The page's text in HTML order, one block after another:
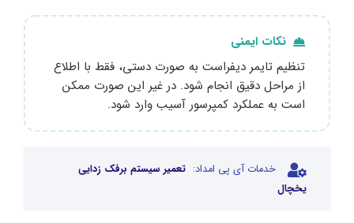
نکات ایمنی
تنظیم تایمر دیفراست به‌ صورت دستی، فقط با اطلاع
از مراحل دقیق انجام شود. در غیر این صورت ممکن
است به عملکرد کمپرسور آسیب وارد شود.
خدمات آی پی امداد: تعمیر سیستم برفک زدایی
یخچال